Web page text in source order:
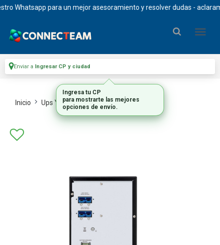
Whatsapp para un mejor asesoramiento y resolver dudas -
Enviar a Ingresar CP y ciudad
Inicio Ups Y Racks Ups
Ingresa tu CP
para mostrarte las mejores
opciones de envío.